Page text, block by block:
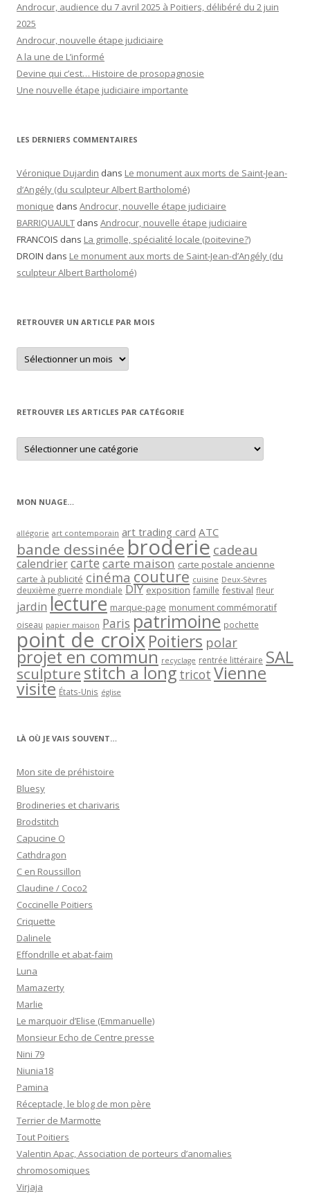
Androcur, audience du 7 avril 2025 à Poitiers, délibéré du 2 juin
2025
Androcur, nouvelle étape judiciaire
A la une de L’informé
Devine qui c’est… Histoire de prosopagnosie
Une nouvelle étape judiciaire importante
LES DERNIERS COMMENTAIRES
Véronique Dujardin dans Le monument aux morts de Saint-Jean-
d’Angély (du sculpteur Albert Bartholomé)
monique dans Androcur, nouvelle étape judiciaire
BARRIQUAULT dans Androcur, nouvelle étape judiciaire
FRANCOIS dans La grimolle, spécialité locale (poitevine?)
DROIN dans Le monument aux morts de Saint-Jean-d’Angély (du
sculpteur Albert Bartholomé)
RETROUVER UN ARTICLE PAR MOIS
Retrouver
un
article
RETROUVER LES ARTICLES PAR CATÉGORIE
Retrouver
les
articles
MON NUAGE…
allégorie art contemporain art trading card ATC
bande dessinée broderie cadeau
calendriercartecarte maison carte postale ancienne
carte à publicité cinéma couture cuisine Deux-Sèvres
deuxième guerre mondiale DIY exposition famille festival fleur
jardin lecture marque-page monument commémoratif
oiseau papier maison Paris patrimoine pochette
point de croixPoitiers polar
projet en commun recyclage rentrée littéraire SAL
sculpturestitch a long tricot Vienne
visite États-Unis église
LÀ OÙ JE VAIS SOUVENT…
Mon site de préhistoire
Bluesy
Brodineries et charivaris
Brodstitch
Capucine O
Cathdragon
C en Roussillon
Claudine / Coco2
Coccinelle Poitiers
Criquette
Dalinele
Effondrille et abat-faim
Luna
Mamazerty
Marlie
Le marquoir d’Elise (Emmanuelle)
Monsieur Echo de Centre presse
Nini 79
Niunia18
Pamina
Réceptacle, le blog de mon père
Terrier de Marmotte
Tout Poitiers
Valentin Apac, Association de porteurs d’anomalies
chromosomiques
Virjaja